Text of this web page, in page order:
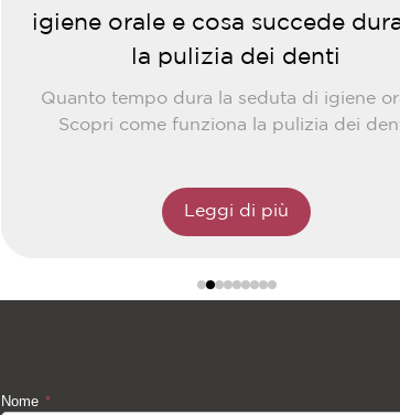
igiene orale e cosa succede
la pulizia dei denti
Quanto tempo dura la seduta di igiene
Scopri come funziona la pulizia dei
Leggi di più
Nome